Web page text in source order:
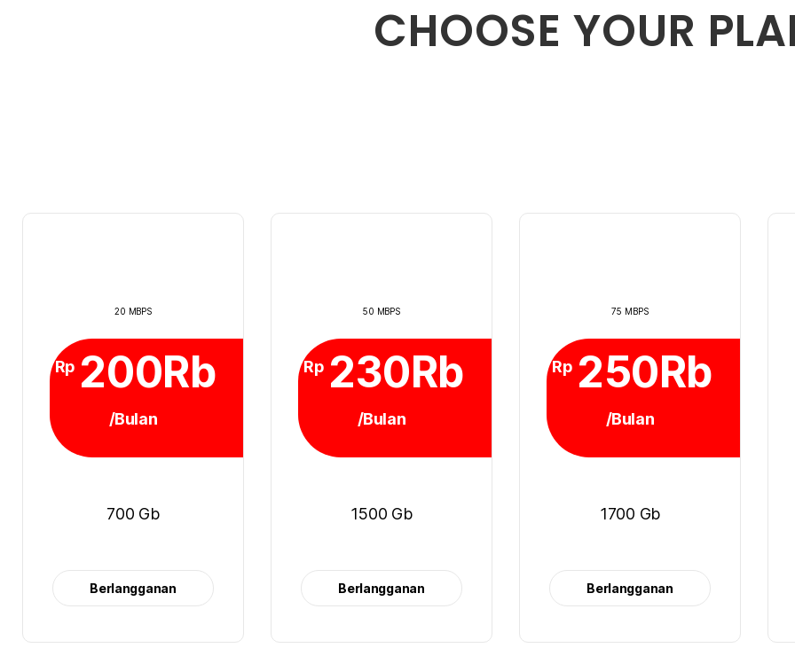
CHOOSE YOUR
20 MBPS
Rp 200Rb
/Bulan
700 Gb
Berlangganan
50 MBPS
Rp 230Rb
/Bulan
1500 Gb
Berlangganan
75 MBPS
Rp 250Rb
/Bulan
1700 Gb
Berlangganan